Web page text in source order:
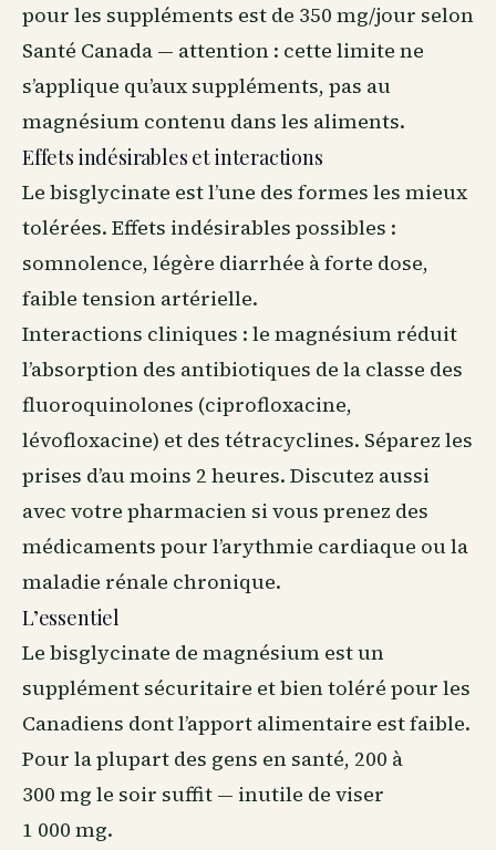
pour les suppléments est de 350 mg/jour selon
Santé Canada — attention : cette limite ne
s’applique qu’aux suppléments, pas au
magnésium contenu dans les aliments.
Effets indésirables et interactions
Le bisglycinate est l’une des formes les mieux
tolérées. Effets indésirables possibles :
somnolence, légère diarrhée à forte dose,
faible tension artérielle.
Interactions cliniques : le magnésium réduit
l’absorption des antibiotiques de la classe des
fluoroquinolones (ciprofloxacine,
lévofloxacine) et des tétracyclines. Séparez les
prises d’au moins 2 heures. Discutez aussi
avec votre pharmacien si vous prenez des
médicaments pour l’arythmie cardiaque ou la
maladie rénale chronique.
L’essentiel
Le bisglycinate de magnésium est un
supplément sécuritaire et bien toléré pour les
Canadiens dont l’apport alimentaire est faible.
Pour la plupart des gens en santé, 200 à
300 mg le soir suffit — inutile de viser
1 000 mg.